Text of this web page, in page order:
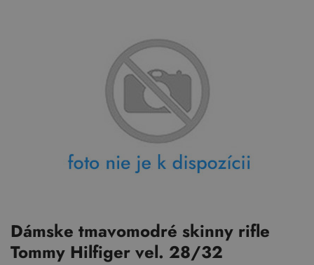
Dámske tmavomodré skinny rifle
Tommy Hilfiger vel. 28/32